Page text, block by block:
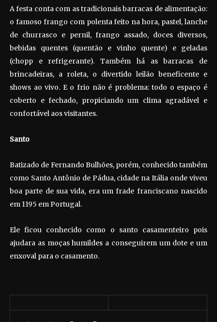
A festa conta com as tradicionais barracas de alimentação:
o famoso frango com polenta feito na hora, pastel, lanche
de churrasco e pernil, frango assado, doces diversos,
bebidas quentes (quentão e vinho quente) e geladas
(chopp e refrigerante). Também há as barracas de
brincadeiras, a roleta, o divertido leilão beneficente e
shows ao vivo. E o frio não é problema: todo o espaço é
coberto e fechado, propiciando um clima agradável e
confortável aos visitantes.
Santo
Batizado de Fernando Bulhões, porém, conhecido também
como Santo Antônio de Pádua, cidade na Itália onde viveu
boa parte de sua vida, era um frade franciscano nascido
em 1195 em Portugal.
Ele ficou conhecido como o santo casamenteiro pois
ajudara as moças humildes a conseguirem um dote e um
enxoval para o casamento.